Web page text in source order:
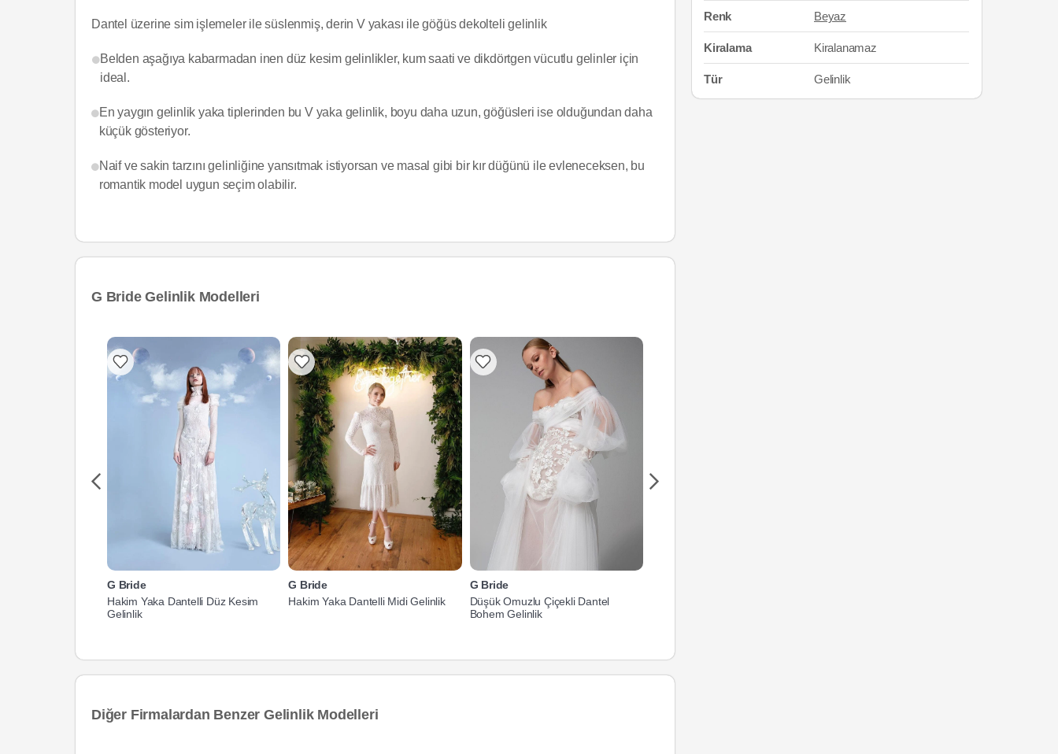
Dantel üzerine sim işlemeler ile süslenmiş, derin V yakası ile göğüs dekolteli gelinlik
Belden aşağıya kabarmadan inen düz kesim gelinlikler, kum saati ve dikdörtgen vücutlu gelinler için
ideal.
En yaygın gelinlik yaka tiplerinden bu V yaka gelinlik, boyu daha uzun, göğüsleri ise olduğundan daha
küçük gösteriyor.
Naif ve sakin tarzını gelinliğine yansıtmak istiyorsan ve masal gibi bir kır düğünü ile evleneceksen, bu
romantik model uygun seçim olabilir.
G Bride Gelinlik Modelleri
G Bride
Hakim Yaka Dantelli Düz Kesim
Gelinlik
G Bride
Hakim Yaka Dantelli Midi Gelinlik
G Bride
Düşük Omuzlu Çiçekli Dantel
Bohem Gelinlik
Diğer Firmalardan Benzer Gelinlik Modelleri
Renk Beyaz
Kiralama Kiralanamaz
Tür Gelinlik